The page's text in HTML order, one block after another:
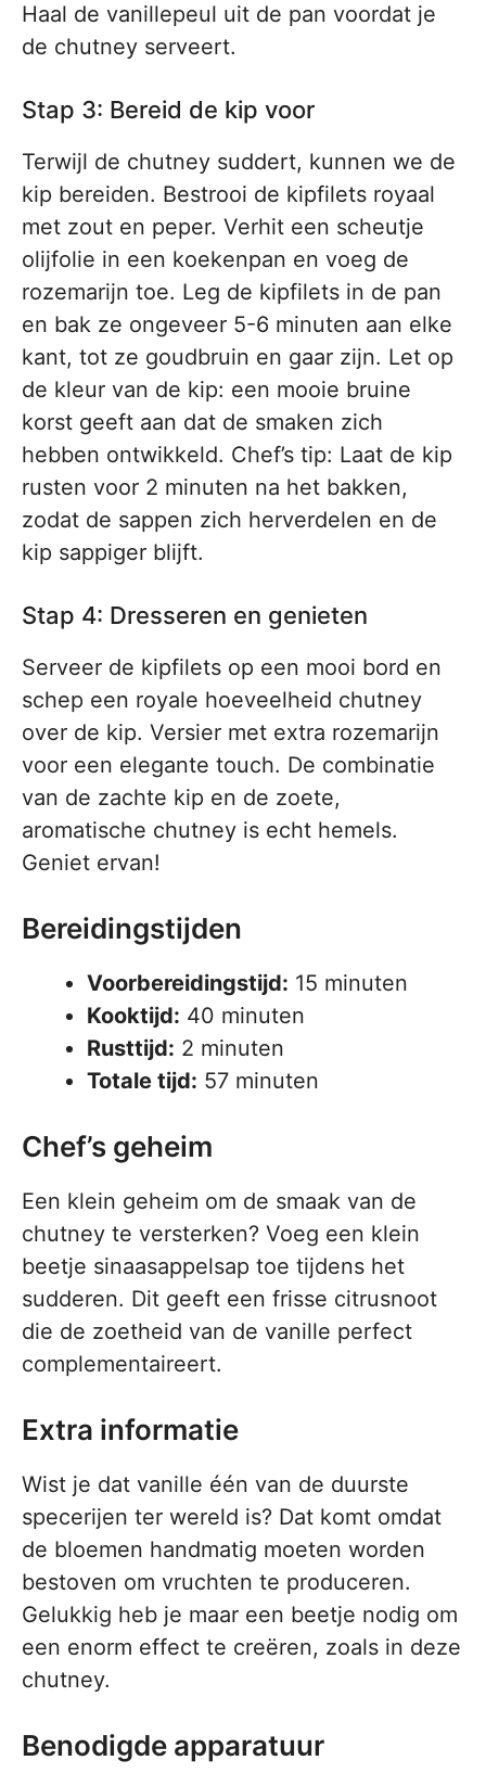
Haal de vanillepeul uit de pan voordat je
de chutney serveert.
Stap 3: Bereid de kip voor
Terwijl de chutney suddert, kunnen we de
kip bereiden. Bestrooi de kipfilets royaal
met zout en peper. Verhit een scheutje
olijfolie in een koekenpan en voeg de
rozemarijn toe. Leg de kipfilets in de pan
en bak ze ongeveer 5-6 minuten aan elke
kant, tot ze goudbruin en gaar zijn. Let op
de kleur van de kip: een mooie bruine
korst geeft aan dat de smaken zich
hebben ontwikkeld. Chef’s tip: Laat de kip
rusten voor 2 minuten na het bakken,
zodat de sappen zich herverdelen en de
kip sappiger blijft.
Stap 4: Dresseren en genieten
Serveer de kipfilets op een mooi bord en
schep een royale hoeveelheid chutney
over de kip. Versier met extra rozemarijn
voor een elegante touch. De combinatie
van de zachte kip en de zoete,
aromatische chutney is echt hemels.
Geniet ervan!
Bereidingstijden
Voorbereidingstijd: 15 minuten
Kooktijd: 40 minuten
Rusttijd: 2 minuten
Totale tijd: 57 minuten
Chef’s geheim
Een klein geheim om de smaak van de
chutney te versterken? Voeg een klein
beetje sinaasappelsap toe tijdens het
sudderen. Dit geeft een frisse citrusnoot
die de zoetheid van de vanille perfect
complementaireert.
Extra informatie
Wist je dat vanille één van de duurste
specerijen ter wereld is? Dat komt omdat
de bloemen handmatig moeten worden
bestoven om vruchten te produceren.
Gelukkig heb je maar een beetje nodig om
een enorm effect te creëren, zoals in deze
chutney.
Benodigde apparatuur